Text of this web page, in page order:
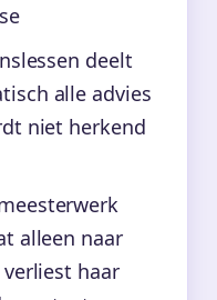
deelt
alle advies
niet herkend
alleen naar
haar